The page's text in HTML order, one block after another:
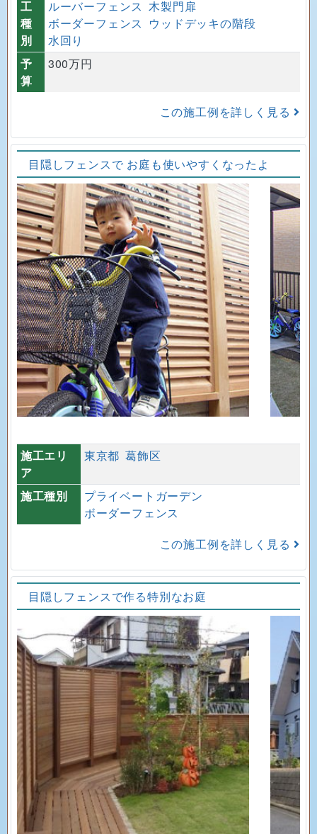
工
種
別
ルーバーフェンス 木製門扉
ボーダーフェンス ウッドデッキの階段
水回り
予
算
300万円
この施工例を詳しく見る
目隠しフェンスで お庭も使いやすくなったよ
施工エリ
ア
東京都 葛飾区
施工種別
プライベートガーデン
ボーダーフェンス
この施工例を詳しく見る
目隠しフェンスで作る特別なお庭